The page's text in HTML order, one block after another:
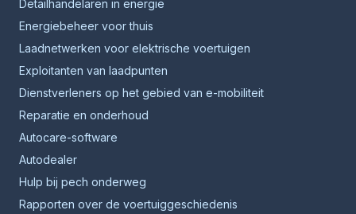
Detailhandelaren in energie
Energiebeheer voor thuis
Laadnetwerken voor elektrische voertuigen
Exploitanten van laadpunten
Dienstverleners op het gebied van e-mobiliteit
Reparatie en onderhoud
Autocare-software
Autodealer
Hulp bij pech onderweg
Rapporten over de voertuiggeschiedenis